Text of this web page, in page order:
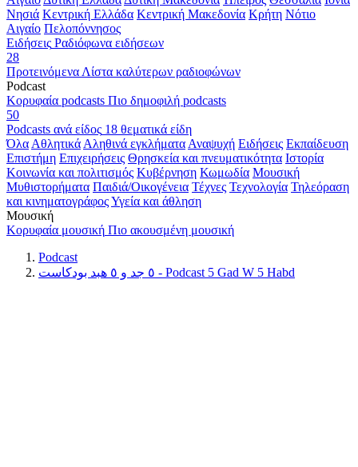
Νησιά Κεντρική Ελλάδα Κεντρική Μακεδονία Κρήτη Νότιο
Αιγαίο Πελοπόννησος
Ειδήσεις Ραδιόφωνα ειδήσεων
28
Προτεινόμενα Λίστα καλύτερων ραδιοφώνων
Podcast
Κορυφαία podcasts Πιο δημοφιλή podcasts
50
Podcasts ανά είδος 18 θεματικά είδη
Όλα Αθλητικά Αληθινά εγκλήματα Αναψυχή Ειδήσεις Εκπαίδευση
Επιστήμη Επιχειρήσεις Θρησκεία και πνευματικότητα Ιστορία
Κοινωνία και πολιτισμός Κυβέρνηση Κωμωδία Μουσική
Μυθιστορήματα Παιδιά/Οικογένεια Τέχνες Τεχνολογία Τηλεόραση
και κινηματογράφοςΥγεία και άθληση
Μουσική
Κορυφαία μουσική Πιο ακουσμένη μουσική
Podcast
٥ جد و ٥ هبد بودكاست - Podcast 5 Gad W 5 Habd